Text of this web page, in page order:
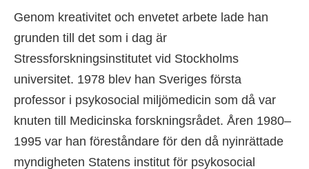
Genom kreativitet och envetet arbete lade han
grunden till det som i dag är
Stressforskningsinstitutet vid Stockholms
universitet. 1978 blev han Sveriges första
professor i psykosocial miljömedicin som då var
knuten till Medicinska forskningsrådet. Åren 1980–
1995 var han föreståndare för den då nyinrättade
myndigheten Statens institut för psykosocial